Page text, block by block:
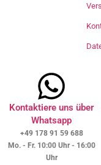
Kontaktiere uns über
Whatsapp
+49 178 91 59 688
Mo. - Fr. 10:00 Uhr - 16:00
Uhr